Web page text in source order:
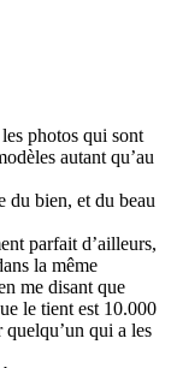
photos qui sont
autant qu’au
du bien, et du beau
parfait d’ailleurs,
la même
me disant que
le tient est 10.000
qui a les